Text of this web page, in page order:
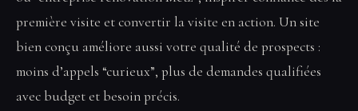
première visite et convertir la visite en action. Un site
bien conçu améliore aussi votre qualité de prospects :
moins d’appels “curieux”, plus de demandes qualifiées
avec budget et besoin précis.